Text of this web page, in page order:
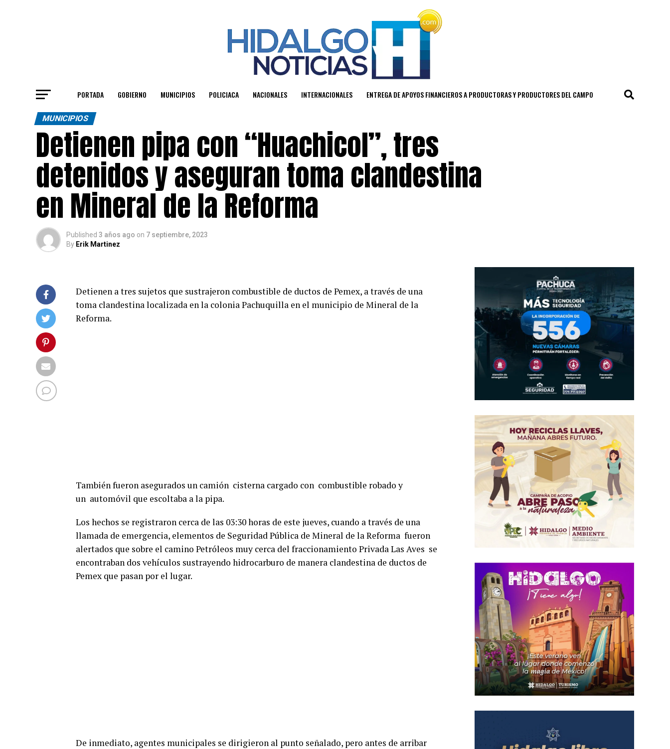
PORTADA GOBIERNO MUNICIPIOS POLICIACA NACIONALES INTERNACIONALES ENTREGA DE APOYOS FINANCIEROS A PRODUCTORAS Y PRODUCTORES DEL CAMPO
MUNICIPIOS
Detienen pipa con “Huachicol”, tres
detenidos y aseguran toma clandestina
en Mineral de la Reforma
Published 3 años ago on 7 septiembre, 2023
By Erik Martinez
Detienen a tres sujetos que sustrajeron combustible de ductos de Pemex, a través de una
toma clandestina localizada en la colonia Pachuquilla en el municipio de Mineral de la
Reforma.
También fueron asegurados un camión cisterna cargado con combustible robado y
un automóvil que escoltaba a la pipa.
Los hechos se registraron cerca de las 03:30 horas de este jueves, cuando a través de una
llamada de emergencia, elementos de Seguridad Pública de Mineral de la Reforma fueron
alertados que sobre el camino Petróleos muy cerca del fraccionamiento Privada Las Aves se
encontraban dos vehículos sustrayendo hidrocarburo de manera clandestina de ductos de
Pemex que pasan por el lugar.
De inmediato, agentes municipales se dirigieron al punto señalado, pero antes de arribar